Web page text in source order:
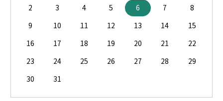
2
3 4 5 6 7
8
9
10 11 12 13 14
15
16
17 18 19 20 21
22
23
24 25 26 27 28
29
30
31